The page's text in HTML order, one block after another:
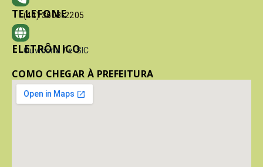
TELEFONE
(41) 3603-2205
ELETRÔNICO
Ouvidoria / e-SIC
COMO CHEGAR À PREFEITURA